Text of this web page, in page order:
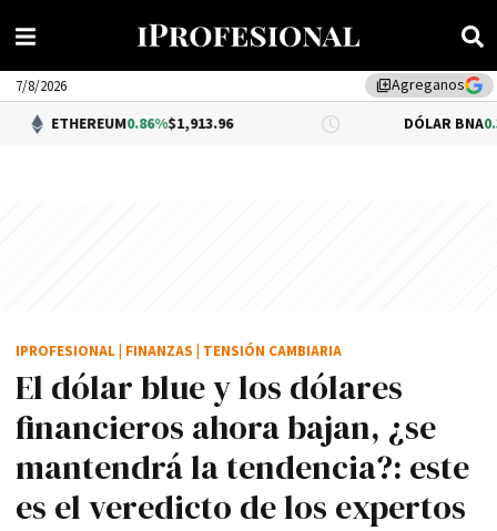
library_addAgreganos
7/8/2026
0.86%$1,913.96 DÓLAR BNA 0.34%$1,520.00
El dólar blue y los dólares
financieros ahora bajan, ¿se
mantendrá la tendencia?: este
es el veredicto de los expertos
IPROFESIONAL FINANZAS TENSIÓN CAMBIARIA